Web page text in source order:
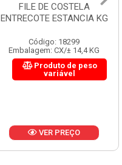
FILE DE COSTELA
ENTRECOTE ESTANCIA KG
Código: 18299
Embalagem: CX/± 14,4 KG
Produto de peso
variável
VER PREÇO